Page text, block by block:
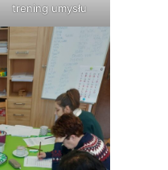
trening umysłu